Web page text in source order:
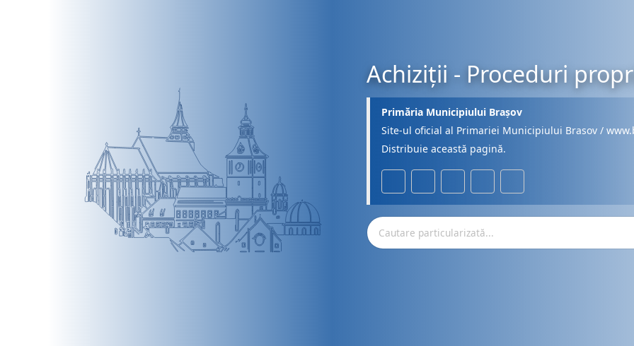
Achiziții - Proceduri
Primăria Municipiului Brașov
Site-ul oficial al Primariei Municipiului Brasov /
Distribuie această pagină.